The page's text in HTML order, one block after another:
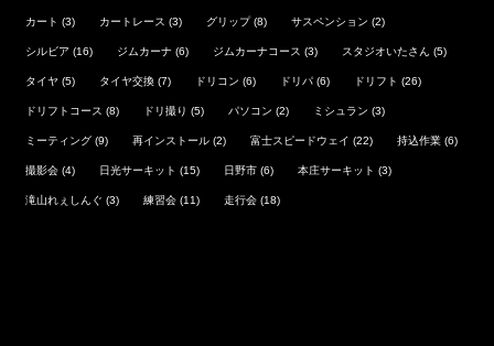
カート (3) カートレース (3) グリップ(8) サスペンション (2)
シルビア (16) ジムカーナ (6) ジムカーナコース (3) スタジオいたさん (5)
タイヤ (5) タイヤ交換 (7) ドリコン (6) ドリパ (6) ドリフト (26)
ドリフトコース (8) ドリ撮り (5) パソコン (2) ミシュラン (3)
ミーティング (9) 再インストール (2) 富士スピードウェイ (22) 持込作業 (6)
撮影会 (4) 日光サーキット (15) 日野市 (6) 本庄サーキット (3)
滝山れぇしんぐ (3) 練習会 (11) 走行会 (18)